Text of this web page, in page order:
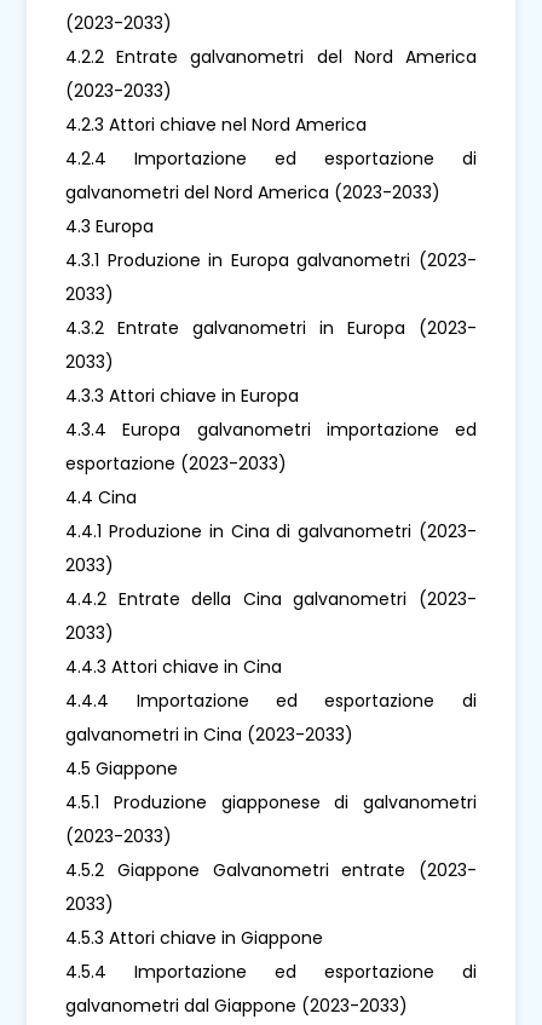
(2023-2033)
4.2.2 Entrate galvanometri del Nord America
(2023-2033)
4.2.3 Attori chiave nel Nord America
4.2.4 Importazione ed esportazione di
galvanometri del Nord America (2023-2033)
4.3 Europa
4.3.1 Produzione in Europa galvanometri (2023-
2033)
4.3.2 Entrate galvanometri in Europa (2023-
2033)
4.3.3 Attori chiave in Europa
4.3.4 Europa galvanometri importazione ed
esportazione (2023-2033)
4.4 Cina
4.4.1 Produzione in Cina di galvanometri (2023-
2033)
4.4.2 Entrate della Cina galvanometri (2023-
2033)
4.4.3 Attori chiave in Cina
4.4.4 Importazione ed esportazione di
galvanometri in Cina (2023-2033)
4.5 Giappone
4.5.1 Produzione giapponese di galvanometri
(2023-2033)
4.5.2 Giappone Galvanometri entrate (2023-
2033)
4.5.3 Attori chiave in Giappone
4.5.4 Importazione ed esportazione di
galvanometri dal Giappone (2023-2033)